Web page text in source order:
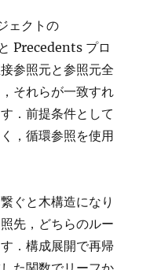
ェクトの
Precedents プロ
参照元と参照元全
それらが一致すれ
．前提条件として
，循環参照を使用
ぐと木構造になり
先，どちらのルー
．構成展開で再帰